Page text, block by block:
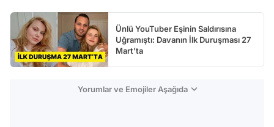
Ünlü YouTuber Eşinin Saldırısına
Uğramıştı: Davanın İlk Duruşması 27
Mart’ta
Yorumlar ve Emojiler Aşağıda